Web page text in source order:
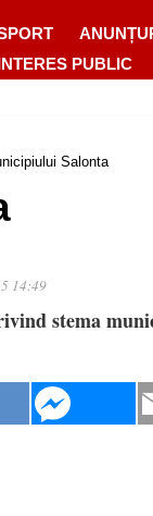
PUBLIC
Salonta
14:49
stema